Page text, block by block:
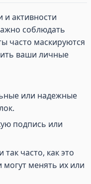
и активности
соблюдать
часто маскируются
ваши личные
или надежные
подпись или
часто, как это
менять их или